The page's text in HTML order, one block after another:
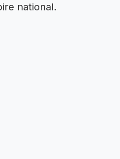
national.